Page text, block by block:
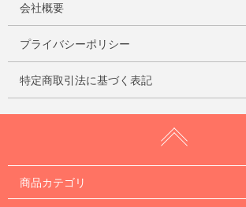
会社概要
プライバシーポリシー
特定商取引法に基づく表記
商品カテゴリ